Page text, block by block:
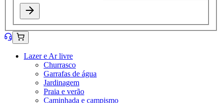
Lazer e Ar livre
Churrasco
Garrafas de água
Jardinagem
Praia e verão
Caminhada e campismo